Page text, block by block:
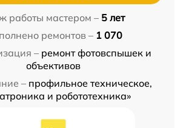
работы мастером – 5 лет
ремонтов – 1 070
– ремонт фотовспышек и
объективов
– профильное техническое,
и робототехника»